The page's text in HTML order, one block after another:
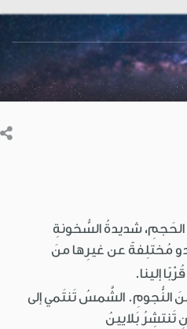
شديدةُ السُّخونةِ
مُختلِفةً عن غيرِها منَ
إلينا.
النُّجومِ. الشَّمسُ تَنتَمي إلى
تَنتشِرُ بَلايينُ